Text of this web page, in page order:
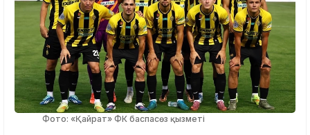
Фото: «Қайрат» ФК баспасөз қызметі